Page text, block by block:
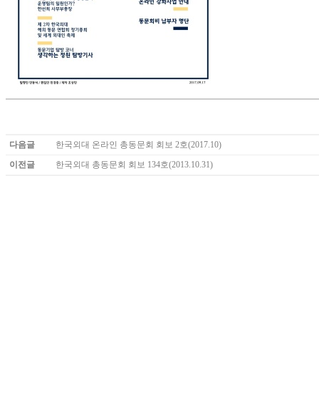
다음글
한국외대 온라인 총동문회 회보 2호(2017.10)
이전글
한국외대 총동문회 회보 134호(2013.10.31)